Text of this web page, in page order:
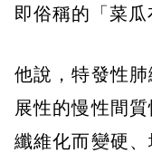
即俗稱的「菜瓜
他說，特發性
展性的慢性間
纖維化而變硬